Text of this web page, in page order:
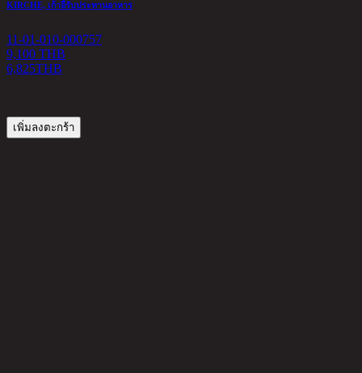
KIRCHE, เก้าอี้รับประทานอาหาร
11-01-010-000757
9,100 THB
6,825THB
เพิ่มลงตะกร้า